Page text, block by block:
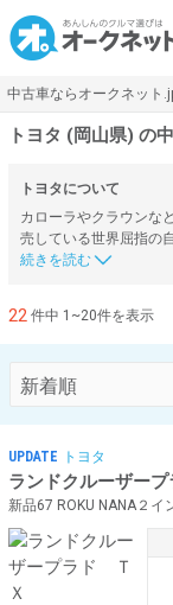
中古車ならオークネット
トヨタ (岡山県) の
トヨタについて
カローラやクラウンな
売している世界屈指の
22 件中 1~20件を表示
UPDATE トヨタ
ランドクルーザー
新品67 ROKU NANA２